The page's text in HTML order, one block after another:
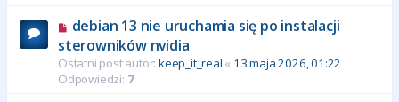
debian 13 nie uruchamia się po instalacji
sterowników nvidia
Ostatni post autor: keep_it_real « 13 maja 2026, 01:22
Odpowiedzi: 7